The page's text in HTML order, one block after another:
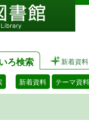
ろ検索 新着資料
新着資料 テーマ資料